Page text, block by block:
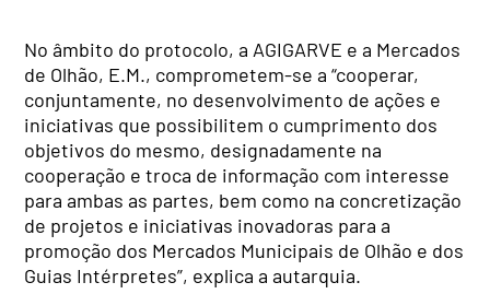
No âmbito do protocolo, a AGIGARVE e a Mercados
de Olhão, E.M., comprometem-se a “cooperar,
conjuntamente, no desenvolvimento de ações e
iniciativas que possibilitem o cumprimento dos
objetivos do mesmo, designadamente na
cooperação e troca de informação com interesse
para ambas as partes, bem como na concretização
de projetos e iniciativas inovadoras para a
promoção dos Mercados Municipais de Olhão e dos
Guias Intérpretes”, explica a autarquia.